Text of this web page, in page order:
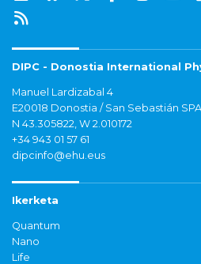
DIPC - Donostia International
Manuel Lardizabal 4
E20018 Donostia / San Sebastián
N 43.305822, W 2.010172
+34 943 01 57 61
dipcinfo@ehu.eus
Ikerketa
Quantum
Nano
Life